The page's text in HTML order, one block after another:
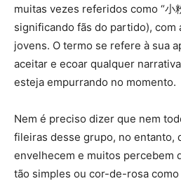
muitas vezes referidos como “小
significando fãs do partido), com
jovens. O termo se refere à sua
aceitar e ecoar qualquer
esteja empurrando no momento.
Nem é preciso dizer que nem
fileiras desse grupo, no entanto,
envelhecem e muitos percebem
tão simples ou cor-de-rosa